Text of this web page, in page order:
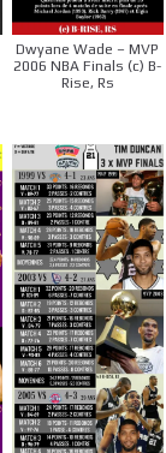
Dwyane Wade – MVP
2006 NBA Finals (c) B-
Rise, Rs